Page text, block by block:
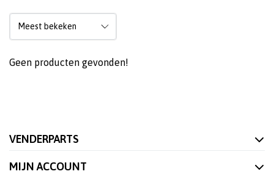
Geen producten gevonden!
VENDERPARTS
MIJN ACCOUNT